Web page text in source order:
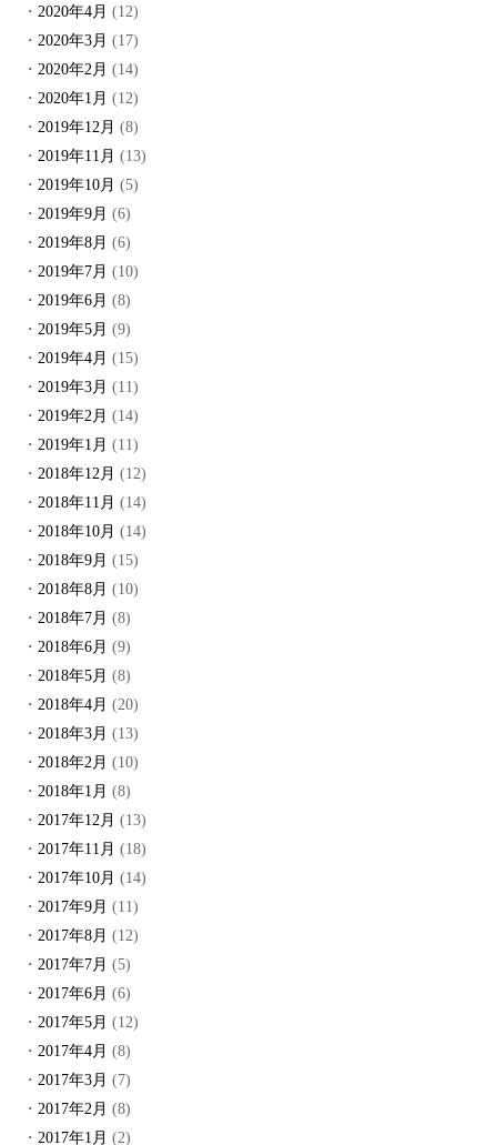
2020年4月 (12)
2020年3月 (17)
2020年2月 (14)
2020年1月 (12)
2019年12月 (8)
2019年11月 (13)
2019年10月 (5)
2019年9月 (6)
2019年8月 (6)
2019年7月 (10)
2019年6月 (8)
2019年5月 (9)
2019年4月 (15)
2019年3月 (11)
2019年2月 (14)
2019年1月 (11)
2018年12月 (12)
2018年11月 (14)
2018年10月 (14)
2018年9月 (15)
2018年8月 (10)
2018年7月 (8)
2018年6月 (9)
2018年5月 (8)
2018年4月 (20)
2018年3月 (13)
2018年2月 (10)
2018年1月 (8)
2017年12月 (13)
2017年11月 (18)
2017年10月 (14)
2017年9月 (11)
2017年8月 (12)
2017年7月 (5)
2017年6月 (6)
2017年5月 (12)
2017年4月 (8)
2017年3月 (7)
2017年2月 (8)
2017年1月 (2)